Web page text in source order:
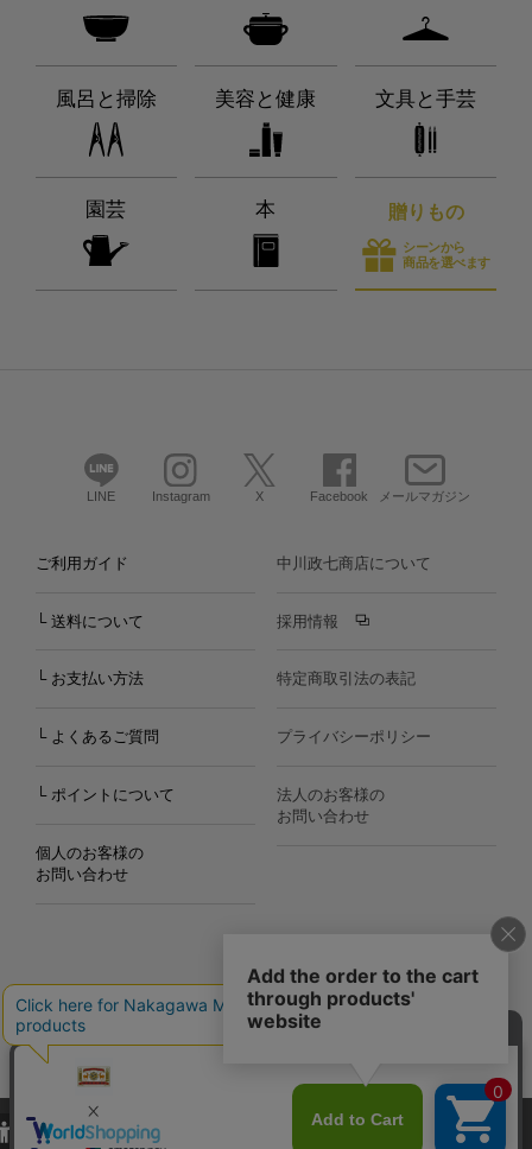
風呂と掃除 美容と健康 文具と手芸
園芸 本 贈りもの
シーンから
商品を選べます
LINE Instagram X Facebook メールマガジン
ご利用ガイド
└ 送料について
└ お支払い方法
└ よくあるご質問
└ ポイントについて
個人のお客様の
お問い合わせ
中川政七商店について
採用情報
特定商取引法の表記
プライバシーポリシー
法人のお客様の
お問い合わせ
Copyright©2000
Nakagawa Masashichi Shoten All Rights Reserved.
当サイトでは、当サイト内における閲覧履歴・属性情報などの取得およ